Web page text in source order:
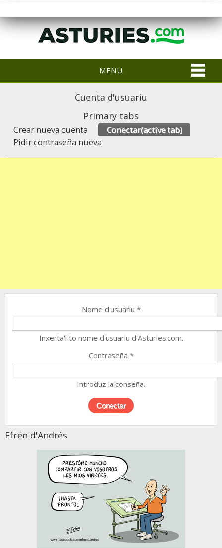
MENU
Cuenta d'usuariu
Primary tabs
Crear nueva cuenta Conectar(active tab)
Pidir contraseña nueva
Nome d'usuariu *
Inxerta'l to nome d'usuariu d'Asturies.com.
Contraseña *
Introduz la conseña.
Efrén d'Andrés